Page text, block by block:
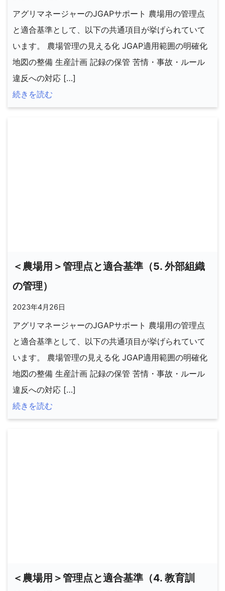
アグリマネージャーのJGAPサポート 農場用の管理点
と適合基準として、以下の共通項目が挙げられていて
います。 農場管理の見える化 JGAP適用範囲の明確化
地図の整備 生産計画 記録の保管 苦情・事故・ルール
違反への対応 […]
続きを読む
＜農場用＞管理点と適合基準（5. 外部組織
の管理）
2023年4月26日
アグリマネージャーのJGAPサポート 農場用の管理点
と適合基準として、以下の共通項目が挙げられていて
います。 農場管理の見える化 JGAP適用範囲の明確化
地図の整備 生産計画 記録の保管 苦情・事故・ルール
違反への対応 […]
続きを読む
＜農場用＞管理点と適合基準（4. 教育訓